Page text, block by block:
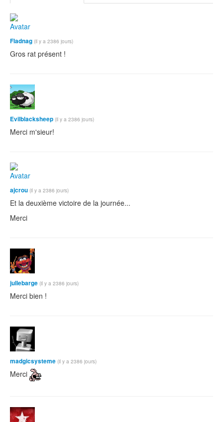
Fladnag (il y a 2386 jours)
Gros rat présent !
Evilblacksheep (il y a 2386 jours)
Merci m'sieur!
ajcrou (il y a 2386 jours)
Et la deuxième victoire de la journée...
Merci
jullebarge (il y a 2386 jours)
Merci bien !
madgicsysteme (il y a 2386 jours)
Merci